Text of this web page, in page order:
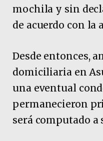
mochila y sin
de acuerdo con la
Desde entonces,
domiciliaria en
una eventual
permanecieron
será computado a